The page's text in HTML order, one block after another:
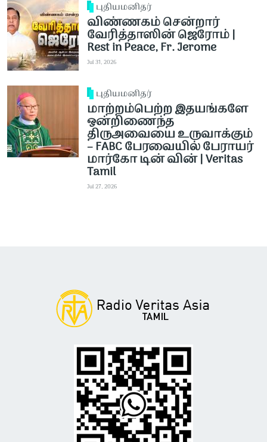
புதியமனிதர்
விண்ணகம் சென்றார்
வேரித்தாஸின் ஜெரோம் |
Rest in Peace, Fr. Jerome
Jul 31, 2026
புதியமனிதர்
மாற்றம்பெற்ற இதயங்களே
ஒன்றிணைந்த
திருஅவையை உருவாக்கும்
– FABC பேரவையில் பேராயர்
மார்கோ டின் வின் | Veritas
Tamil
Jul 27, 2026